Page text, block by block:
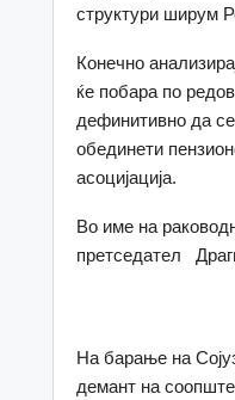
структури ширум
Конечно
ќе побара по
дефинитивно да
обединети
асоцијација.
Во име на
претседател
На барање на
демант на